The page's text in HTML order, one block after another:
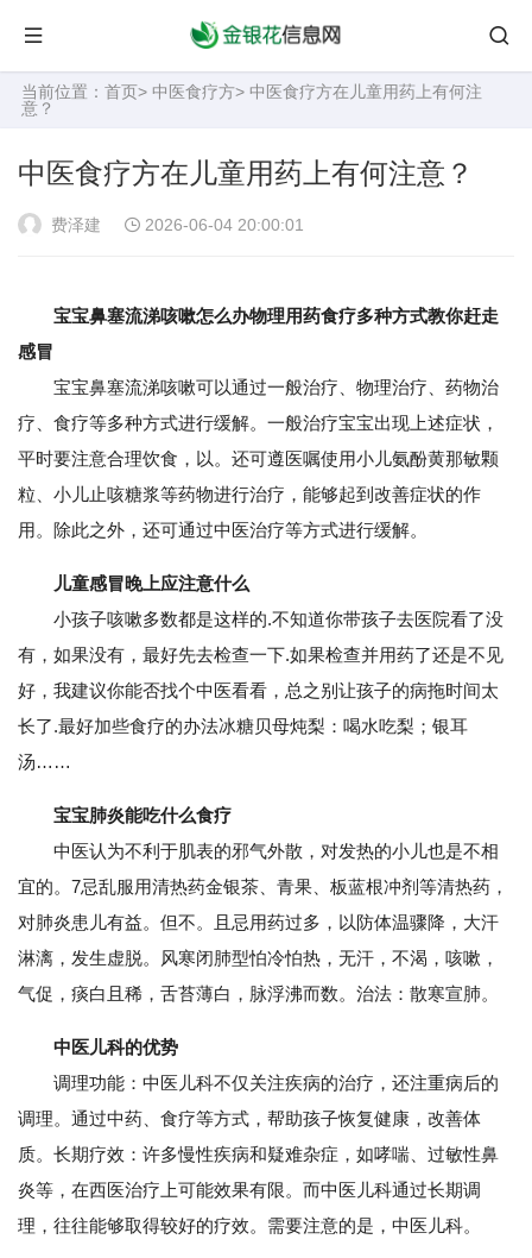
当前位置： 首页> 中医食疗方> 中医食疗方在儿童用药上有何注
意？
中医食疗方在儿童用药上有何注意？
费泽建 2026-06-04 20:00:01
宝宝鼻塞流涕咳嗽怎么办物理用药食疗多种方式教你赶走
感冒
宝宝鼻塞流涕咳嗽可以通过一般治疗、物理治疗、药物治
疗、食疗等多种方式进行缓解。一般治疗宝宝出现上述症状，
平时要注意合理饮食，以。还可遵医嘱使用小儿氨酚黄那敏颗
粒、小儿止咳糖浆等药物进行治疗，能够起到改善症状的作
用。除此之外，还可通过中医治疗等方式进行缓解。
儿童感冒晚上应注意什么
小孩子咳嗽多数都是这样的.不知道你带孩子去医院看了没
有，如果没有，最好先去检查一下.如果检查并用药了还是不见
好，我建议你能否找个中医看看，总之别让孩子的病拖时间太
长了.最好加些食疗的办法冰糖贝母炖梨：喝水吃梨；银耳
汤……
宝宝肺炎能吃什么食疗
中医认为不利于肌表的邪气外散，对发热的小儿也是不相
宜的。7忌乱服用清热药金银茶、青果、板蓝根冲剂等清热药，
对肺炎患儿有益。但不。且忌用药过多，以防体温骤降，大汗
淋漓，发生虚脱。风寒闭肺型怕冷怕热，无汗，不渴，咳嗽，
气促，痰白且稀，舌苔薄白，脉浮沸而数。治法：散寒宣肺。
中医儿科的优势
调理功能：中医儿科不仅关注疾病的治疗，还注重病后的
调理。通过中药、食疗等方式，帮助孩子恢复健康，改善体
质。长期疗效：许多慢性疾病和疑难杂症，如哮喘、过敏性鼻
炎等，在西医治疗上可能效果有限。而中医儿科通过长期调
理，往往能够取得较好的疗效。需要注意的是，中医儿科。